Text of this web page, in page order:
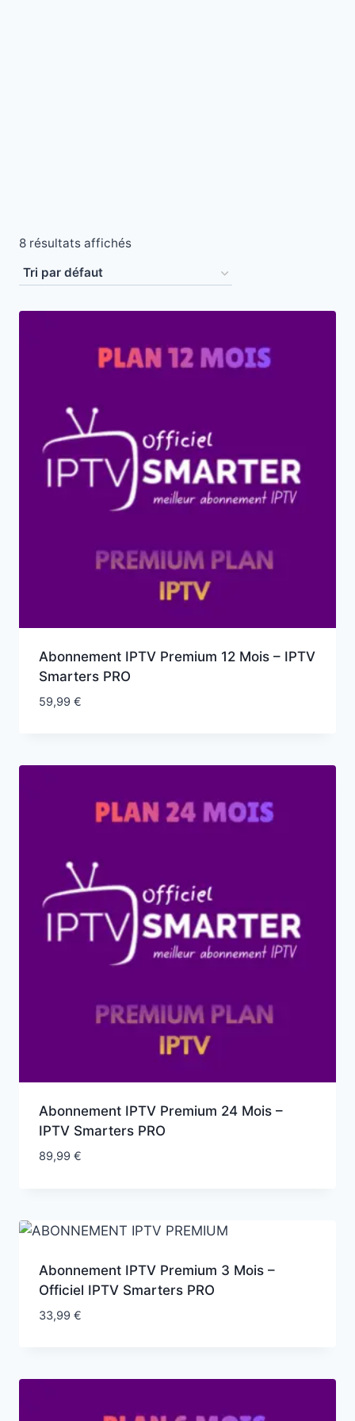
8 résultats affichés
Abonnement IPTV Premium 12 Mois – IPTV
Smarters PRO
59,99 €
Abonnement IPTV Premium 24 Mois –
IPTV Smarters PRO
89,99 €
Abonnement IPTV Premium 3 Mois –
Officiel IPTV Smarters PRO
33,99 €